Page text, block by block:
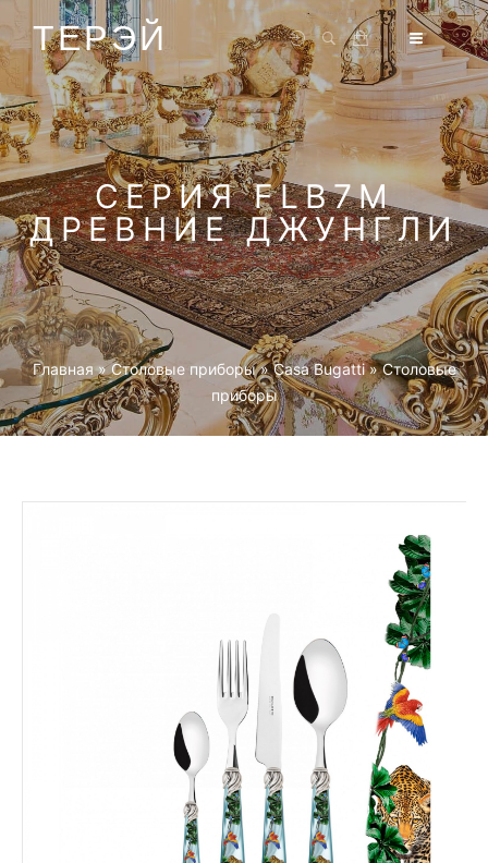
ТЕРЭЙ
СЕРИЯ FLB7M
ДРЕВНИЕ ДЖУНГЛИ
Главная »Столовые приборы »Casa Bugatti »Столовые
приборы